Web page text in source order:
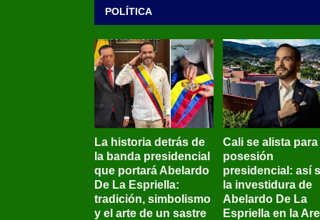
POLÍTICA
La historia detrás de
la banda presidencial
que portará Abelardo
De La Espriella:
tradición, simbolismo
y el arte de un sastre
Cali se alista para
posesión
presidencial: así
la investidura de
Abelardo De La
Espriella en la